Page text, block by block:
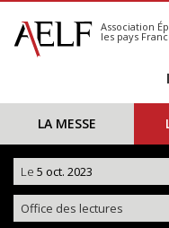
S'abonner
Calendrier
Association
les pays
LA MESSE
Le 5 oct. 2023
Office des lectures